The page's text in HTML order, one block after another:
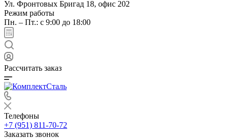
Ул. Фронтовых Бригад 18, офис 202
Режим работы
Пн. – Пт.: с 9:00 до 18:00
Рассчитать заказ
Телефоны
+7 (951) 811-70-72
Заказать звонок